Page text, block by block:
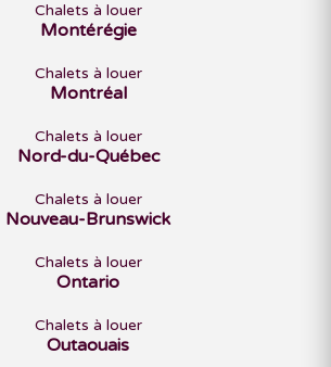
Chalets à louer
Montérégie
Chalets à louer
Montréal
Chalets à louer
Nord-du-Québec
Chalets à louer
Nouveau-Brunswick
Chalets à louer
Ontario
Chalets à louer
Outaouais